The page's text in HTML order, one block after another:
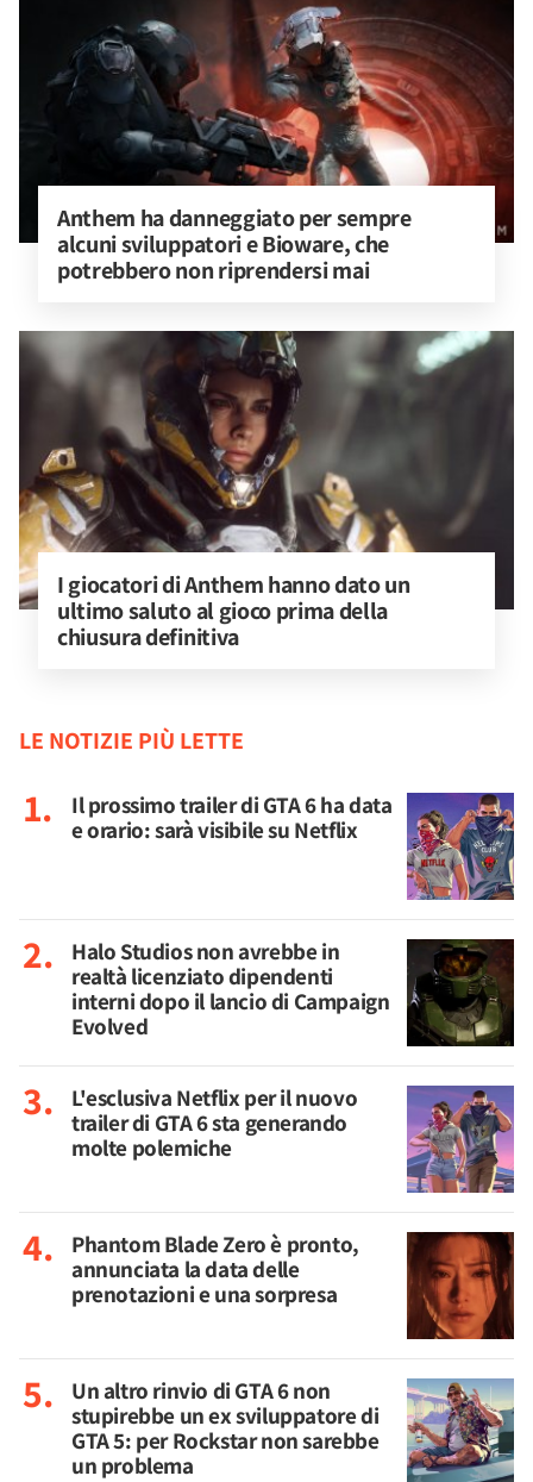
Anthem ha danneggiato per sempre
alcuni sviluppatori e Bioware, che
potrebbero non riprendersi mai
I giocatori di Anthem hanno dato un
ultimo saluto al gioco prima della
chiusura definitiva
LE NOTIZIE PIÙ LETTE
Il prossimo trailer di GTA 6 ha data
e orario: sarà visibile su Netflix
Halo Studios non avrebbe in
realtà licenziato dipendenti
interni dopo il lancio di Campaign
Evolved
L'esclusiva Netflix per il nuovo
trailer di GTA 6 sta generando
molte polemiche
Phantom Blade Zero è pronto,
annunciata la data delle
prenotazioni e una sorpresa
Un altro rinvio di GTA 6 non
stupirebbe un ex sviluppatore di
GTA 5: per Rockstar non sarebbe
un problema